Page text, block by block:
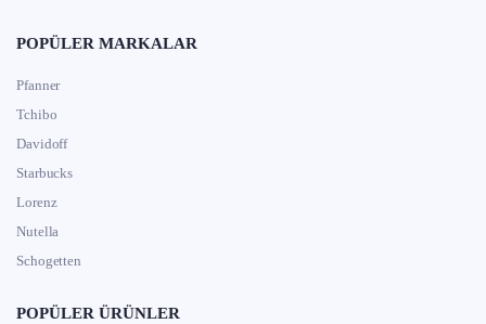
POPÜLER MARKALAR
Pfanner
Tchibo
Davidoff
Starbucks
Lorenz
Nutella
Schogetten
POPÜLER ÜRÜNLER